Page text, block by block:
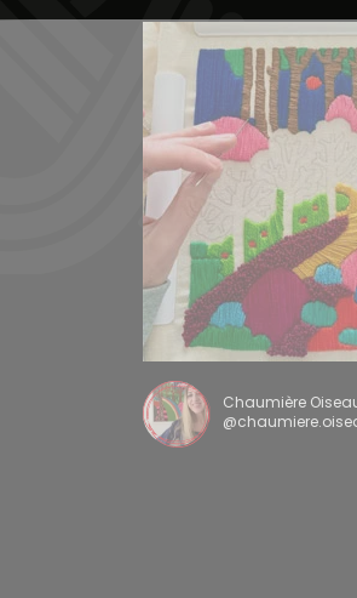
Chaumière